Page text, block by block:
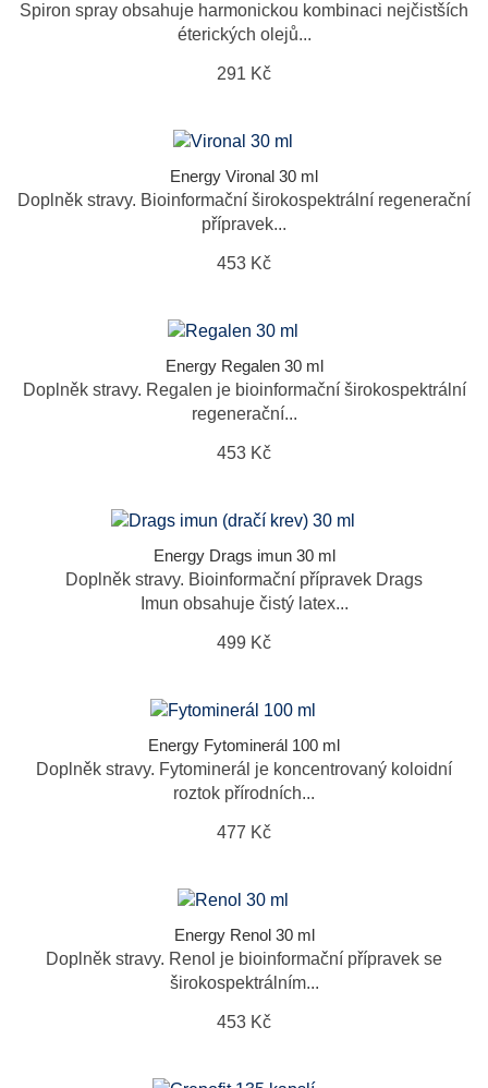
Spiron spray obsahuje harmonickou kombinaci nejčistších
éterických olejů...
291 Kč
Energy Vironal 30 ml
Doplněk stravy. Bioinformační širokospektrální regenerační
přípravek...
453 Kč
Energy Regalen 30 ml
Doplněk stravy. Regalen je bioinformační širokospektrální
regenerační...
453 Kč
Energy Drags imun 30 ml
Doplněk stravy. Bioinformační přípravek Drags
Imun obsahuje čistý latex...
499 Kč
Energy Fytominerál 100 ml
Doplněk stravy. Fytominerál je koncentrovaný koloidní
roztok přírodních...
477 Kč
Energy Renol 30 ml
Doplněk stravy. Renol je bioinformační přípravek se
širokospektrálním...
453 Kč